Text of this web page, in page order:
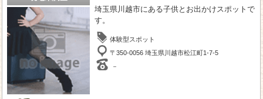
埼玉県川越市にある子供とお出かけスポットで
す。
体験型スポット
〒350-0056 埼玉県川越市松江町1-7-5
－